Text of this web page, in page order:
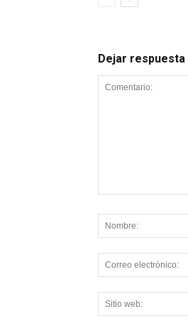
Dejar respuesta